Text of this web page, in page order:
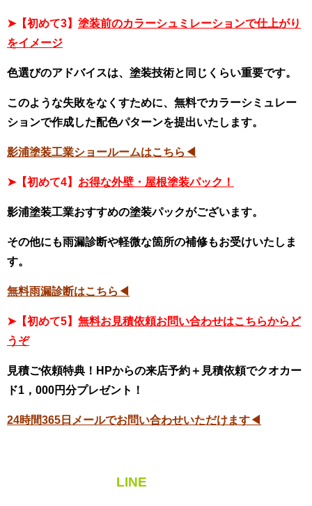
➤【初めて3】 塗装前のカラーシュミレーションで仕上がり
をイメージ
色選びのアドバイスは、塗装技術と同じくらい重要です。
このような失敗をなくすために、無料でカラーシミュレー
ションで作成した配色パターンを提出いたします。
影浦塗装工業ショールームはこちら◀
➤【初めて4】 お得な外壁・屋根塗装パック！
影浦塗装工業おすすめの塗装パックがございます。
その他にも雨漏診断や軽微な箇所の補修もお受けいたしま
す。
無料雨漏診断はこちら◀
➤【初めて5】 無料お見積依頼お問い合わせはこちらからど
うぞ
見積ご依頼特典！HPからの来店予約＋見積依頼でクオカー
ド1，000円分プレゼント！
24時間365日メールでお問い合わせいただけます◀
LINE